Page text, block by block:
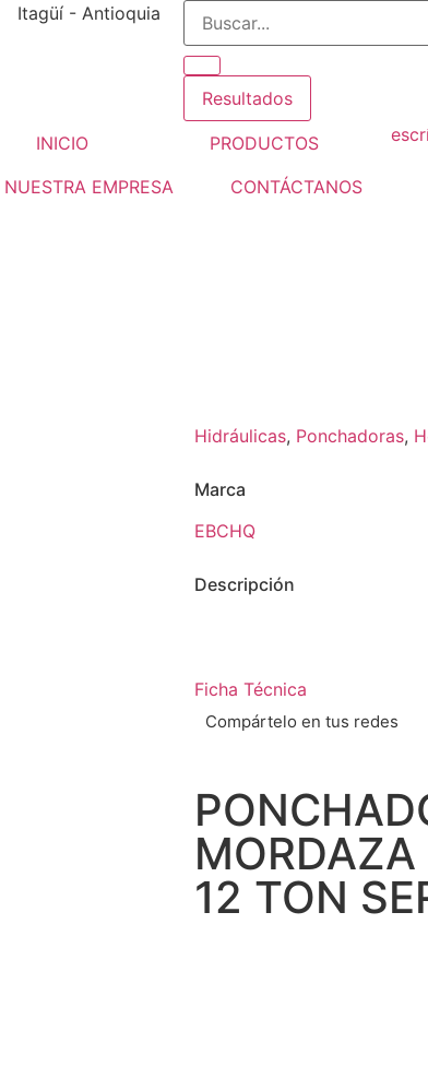
Itagüí - Antioquia
Resultados
INICIO
PRODUCTOS
NUESTRA EMPRESA
CONTÁCTANOS
Hidráulicas, Ponchadoras,
Marca
EBCHQ
Descripción
Ficha Técnica
Compártelo en tus redes
12 TON